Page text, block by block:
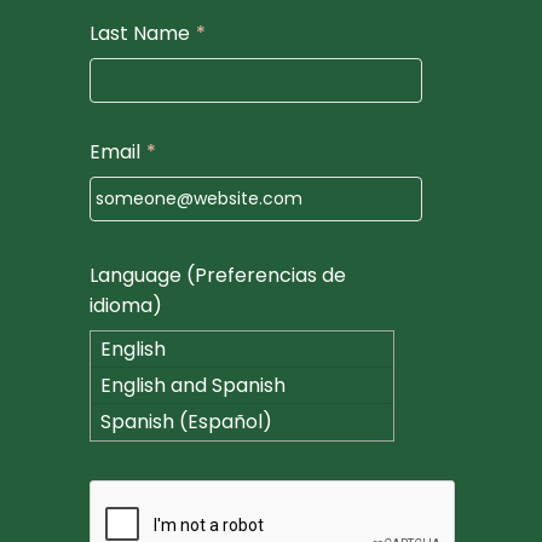
Last Name *
Email *
Language (Preferencias de
idioma)
English
English and Spanish
(Español)
Spanish (Español)